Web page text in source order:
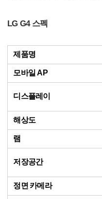
LG G4 스펙
제품명
모바일 AP
디스플레이
해상도
램
저장공간
정면 카메라